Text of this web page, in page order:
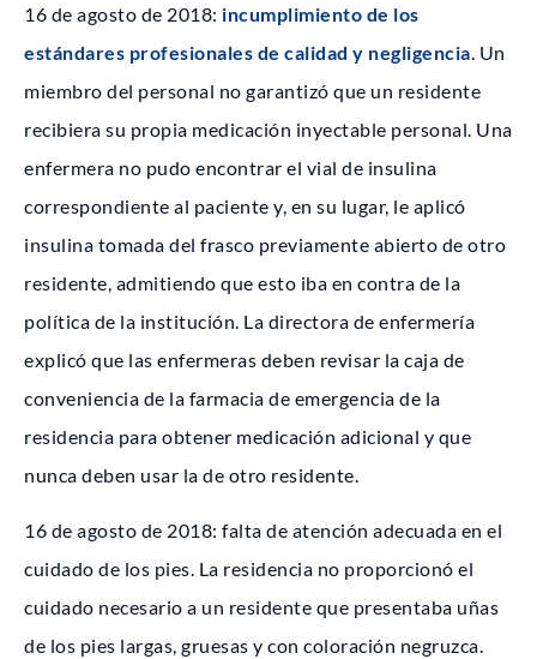
16 de agosto de 2018: incumplimiento de los
estándares profesionales de calidad y negligencia. Un
miembro del personal no garantizó que un residente
recibiera su propia medicación inyectable personal. Una
enfermera no pudo encontrar el vial de insulina
correspondiente al paciente y, en su lugar, le aplicó
insulina tomada del frasco previamente abierto de otro
residente, admitiendo que esto iba en contra de la
política de la institución. La directora de enfermería
explicó que las enfermeras deben revisar la caja de
conveniencia de la farmacia de emergencia de la
residencia para obtener medicación adicional y que
nunca deben usar la de otro residente.
16 de agosto de 2018: falta de atención adecuada en el
cuidado de los pies. La residencia no proporcionó el
cuidado necesario a un residente que presentaba uñas
de los pies largas, gruesas y con coloración negruzca.